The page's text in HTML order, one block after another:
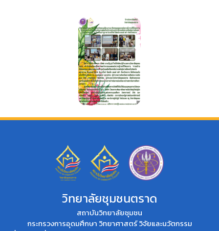
วิทยาลัยชุมชนตราด
สถาบันวิทยาลัยชุมชน
กระทรวงการอุดมศึกษา วิทยาศาสตร์ วิจัยและนวัตกรรม